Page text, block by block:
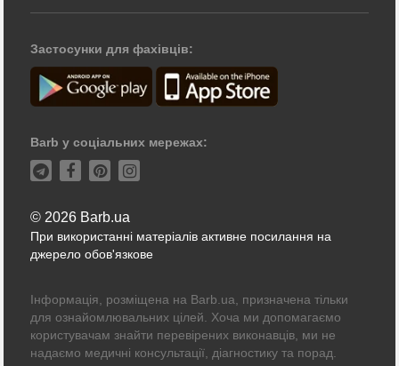
Застосунки для фахівців:
Barb у соціальних мережах:
© 2026 Barb.ua
При використанні матеріалів активне посилання на
джерело обов'язкове
Інформація, розміщена на Barb.ua, призначена тільки
для ознайомлювальних цілей. Хоча ми допомагаємо
користувачам знайти перевірених виконавців, ми не
надаємо медичні консультації, діагностику та порад.